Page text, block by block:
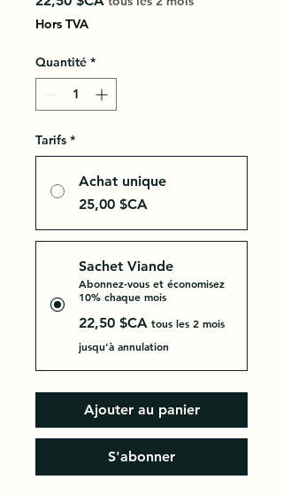
Hors TVA
Quantité *
Tarifs *
Achat unique
25,00 $CA
Sachet Viande
Abonnez-vous et économisez
10% chaque mois
22,50 $CA tous les 2 mois
jusqu'à annulation
Ajouter au panier
S'abonner